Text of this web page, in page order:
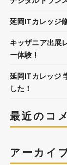
延岡ITカレッジ
キッザニア出展
ー体験！
延岡ITカレッジ
した！
最近のコ
アーカイ